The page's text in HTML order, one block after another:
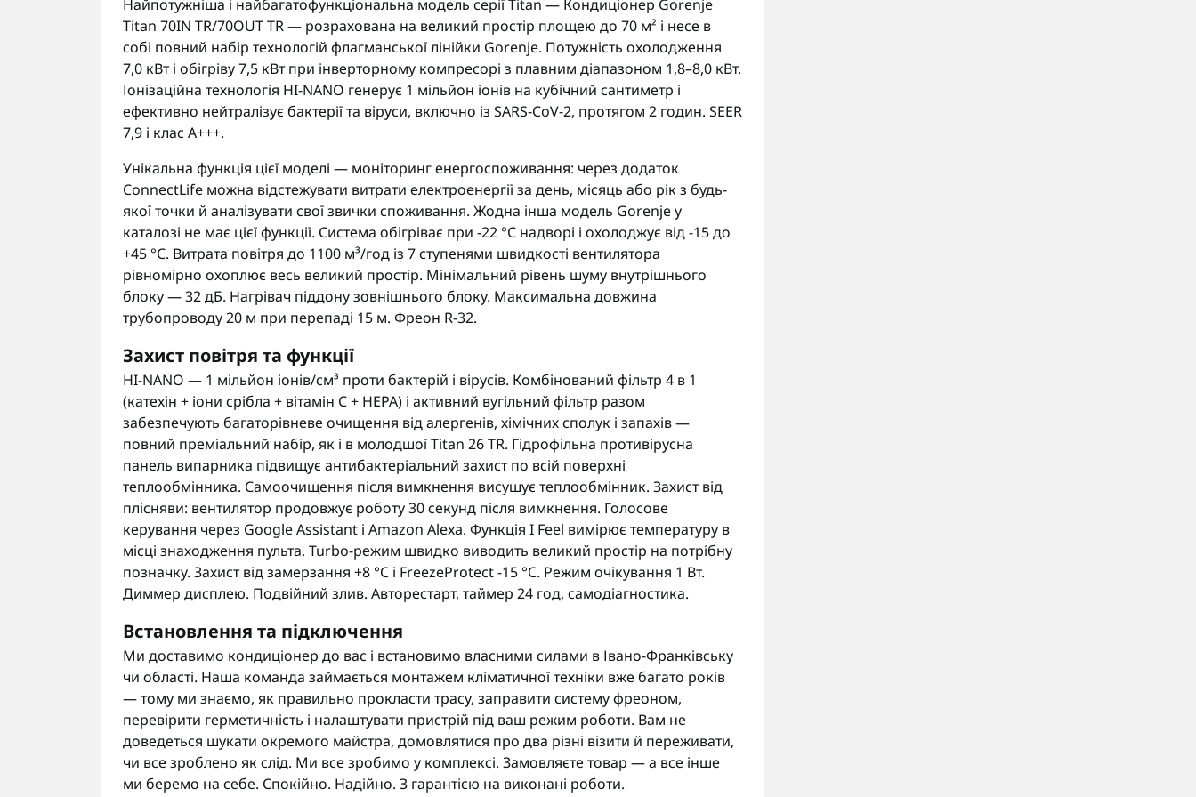
Найпотужніша і найбагатофункціональна модель серії Titan — Кондиціонер Gorenje
Titan 70IN TR/70OUT TR — розрахована на великий простір площею до 70 м² і несе в
собі повний набір технологій флагманської лінійки Gorenje. Потужність охолодження
7,0 кВт і обігріву 7,5 кВт при інверторному компресорі з плавним діапазоном 1,8–8,0 кВт.
Іонізаційна технологія HI-NANO генерує 1 мільйон іонів на кубічний сантиметр і
ефективно нейтралізує бактерії та віруси, включно із SARS-CoV-2, протягом 2 годин. SEER
7,9 і клас A+++.
Унікальна функція цієї моделі — моніторинг енергоспоживання: через додаток
ConnectLife можна відстежувати витрати електроенергії за день, місяць або рік з будь-
якої точки й аналізувати свої звички споживання. Жодна інша модель Gorenje у
каталозі не має цієї функції. Система обігріває при -22 °C надворі і охолоджує від -15 до
+45 °C. Витрата повітря до 1100 м³/год із 7 ступенями швидкості вентилятора
рівномірно охоплює весь великий простір. Мінімальний рівень шуму внутрішнього
блоку — 32 дБ. Нагрівач піддону зовнішнього блоку. Максимальна довжина
трубопроводу 20 м при перепаді 15 м. Фреон R-32.
Захист повітря та функції
HI-NANO — 1 мільйон іонів/см³ проти бактерій і вірусів. Комбінований фільтр 4 в 1
(катехін + іони срібла + вітамін C + HEPA) і активний вугільний фільтр разом
забезпечують багаторівневе очищення від алергенів, хімічних сполук і запахів —
повний преміальний набір, як і в молодшої Titan 26 TR. Гідрофільна противірусна
панель випарника підвищує антибактеріальний захист по всій поверхні
теплообмінника. Самоочищення після вимкнення висушує теплообмінник. Захист від
плісняви: вентилятор продовжує роботу 30 секунд після вимкнення. Голосове
керування через Google Assistant і Amazon Alexa. Функція I Feel вимірює температуру в
місці знаходження пульта. Turbo-режим швидко виводить великий простір на потрібну
позначку. Захист від замерзання +8 °C і FreezeProtect -15 °C. Режим очікування 1 Вт.
Диммер дисплею. Подвійний злив. Авторестарт, таймер 24 год, самодіагностика.
Встановлення та підключення
Ми доставимо кондиціонер до вас і встановимо власними силами в Івано-Франківську
чи області. Наша команда займається монтажем кліматичної техніки вже багато років
— тому ми знаємо, як правильно прокласти трасу, заправити систему фреоном,
перевірити герметичність і налаштувати пристрій під ваш режим роботи. Вам не
доведеться шукати окремого майстра, домовлятися про два різні візити й переживати,
чи все зроблено як слід. Ми все зробимо у комплексі. Замовляєте товар — а все інше
ми беремо на себе. Спокійно. Надійно. З гарантією на виконані роботи.